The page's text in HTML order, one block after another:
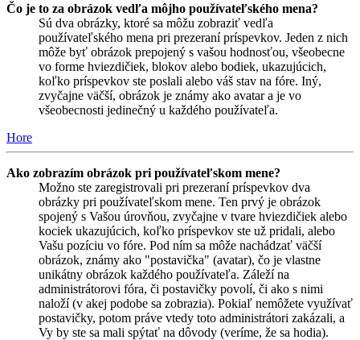
Čo je to za obrázok vedľa môjho používateľského mena?
Sú dva obrázky, ktoré sa môžu zobraziť vedľa
používateľského mena pri prezeraní príspevkov. Jeden z nich
môže byť obrázok prepojený s vašou hodnosťou, všeobecne
vo forme hviezdičiek, blokov alebo bodiek, ukazujúcich,
koľko príspevkov ste poslali alebo váš stav na fóre. Iný,
zvyčajne väčší, obrázok je známy ako avatar a je vo
všeobecnosti jedinečný u každého používateľa.
Hore
Ako zobrazím obrázok pri používateľskom mene?
Možno ste zaregistrovali pri prezeraní príspevkov dva
obrázky pri používateľskom mene. Ten prvý je obrázok
spojený s Vašou úrovňou, zvyčajne v tvare hviezdičiek alebo
kociek ukazujúcich, koľko príspevkov ste už pridali, alebo
Vašu pozíciu vo fóre. Pod ním sa môže nachádzať väčší
obrázok, známy ako "postavička" (avatar), čo je vlastne
unikátny obrázok každého používateľa. Záleží na
administrátorovi fóra, či postavičky povolí, či ako s nimi
naloží (v akej podobe sa zobrazia). Pokiaľ nemôžete využívať
postavičky, potom práve vtedy toto administrátori zakázali, a
Vy by ste sa mali spýtať na dôvody (veríme, že sa hodia).